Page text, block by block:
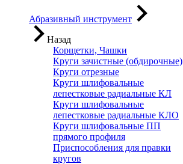
Абразивный инструмент
Назад
Корщетки, Чашки
Круги зачистные (обдирочные)
Круги отрезные
Круги шлифовальные
лепестковые радиальные КЛ
Круги шлифовальные
лепестковые радиальные КЛО
Круги шлифовальные ПП
прямого профиля
Приспособления для правки
кругов